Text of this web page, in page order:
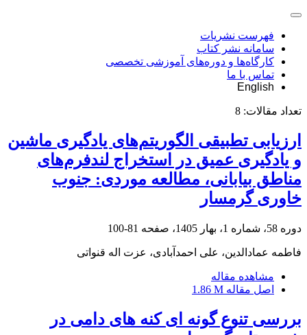
فهرست نشریات
سامانه نشر کتاب
کارگاه‌ها و دوره‌های آموزشی تخصصی
تماس با ما
English
تعداد مقالات: 8
ارزیابی تطبیقی الگوریتم‌های یادگیری ماشین
و یادگیری عمیق در استخراج لندفرم‌های
مناطق بیابانی، مطالعه موردی: جنوب
خاوری گرمسار
دوره 58، شماره 1، بهار 1405، صفحه 81-100
فاطمه عمادالدین، علی احمدآبادی، عزت اله قنواتی
مشاهده مقاله
اصل مقاله 1.86 M
بررسی تنوع گونه ای کنه های دامی در